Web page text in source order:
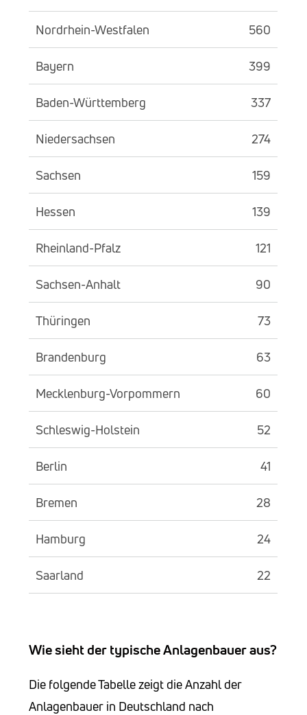
Nordrhein-Westfalen 560
Bayern 399
Baden-Württemberg 337
Niedersachsen 274
Sachsen 159
Hessen 139
Rheinland-Pfalz 121
Sachsen-Anhalt 90
Thüringen 73
Brandenburg 63
Mecklenburg-Vorpommern 60
Schleswig-Holstein 52
Berlin 41
Bremen 28
Hamburg 24
Saarland 22
Wie sieht der typische Anlagenbauer aus?
Die folgende Tabelle zeigt die Anzahl der
Anlagenbauer in Deutschland nach